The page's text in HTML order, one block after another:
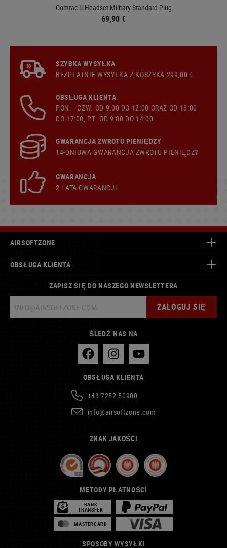
Comtac II Headset Military Standard Plug
69,90 €
SZYBKA WYSYŁKA
BEZPŁATNIEWYSYŁKA Z KOSZYKA 299,00 €
OBSŁUGA KLIENTA
PON. - CZW. OD 9:00 DO 12:00 ORAZ OD 13:00
DO 17:00, PT. OD 9:00 DO 14:00
GWARANCJA ZWROTU PIENIĘDZY
14-DNIOWA GWARANCJA ZWROTU PIENIĘDZY
GWARANCJA
2 LATA GWARANCJI
AIRSOFTZONE
OBSŁUGA KLIENTA
ZAPISZ SIĘ DO NASZEGO NEWSLETTERA
ZALOGUJ SIĘ
ŚLEDŹ NAS NA
OBSŁUGA KLIENTA
+43 7252 50900
info@airsoftzone.com
ZNAK JAKOŚCI
METODY PŁATNOŚCI
BANK
TRANSFER
MASTERCARD
SPOSOBY WYSYŁKI